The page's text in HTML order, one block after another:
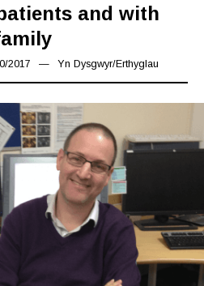
and with
2017 16/03/2019
Yn Dysgwyr/Erthyglau